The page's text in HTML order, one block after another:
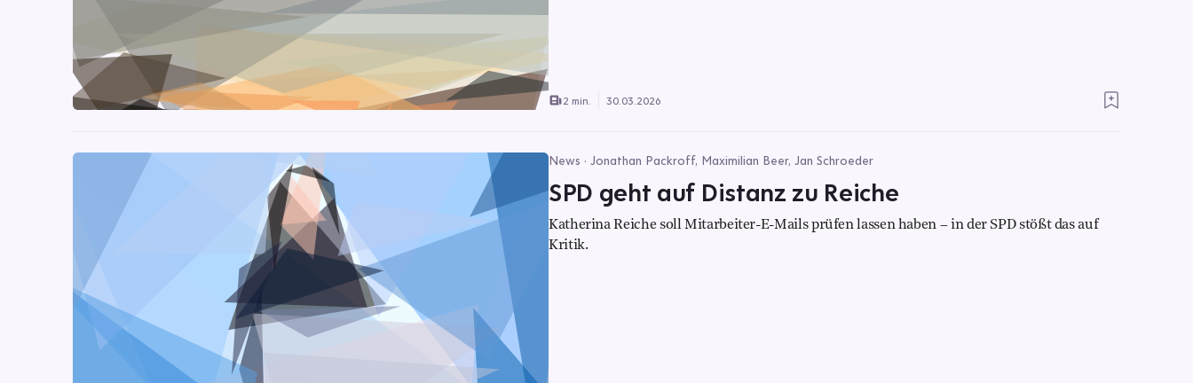
2 min. 30.03.2026
News · Jonathan Packroff, Maximilian Beer, Jan Schroeder
SPD geht auf Distanz zu Reiche
Katherina Reiche soll Mitarbeiter-E-Mails prüfen lassen haben – in der SPD stößt das auf
Kritik.